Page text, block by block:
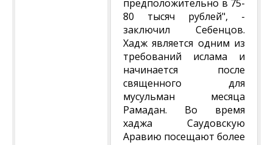
предположительно в 75-
80 тысяч рублей", -
заключил Себенцов.
Хадж является одним из
требований ислама и
начинается после
священного для
мусульман месяца
Рамадан. Во время
хаджа Саудовскую
Аравию посещают более